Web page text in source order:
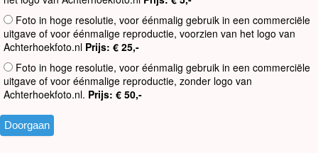
Foto in hoge resolutie, voor éénmalig gebruik in een commerciële
uitgave of voor éénmalige reproductie, voorzien van het logo van
Achterhoekfoto.nl Prijs: € 25,-
Foto in hoge resolutie, voor éénmalig gebruik in een commerciële
uitgave of voor éénmalige reproductie, zonder logo van
Achterhoekfoto.nl. Prijs: € 50,-